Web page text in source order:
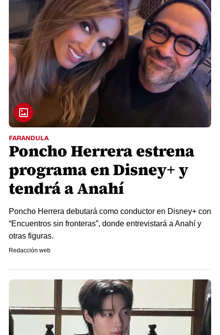
FARANDULA
Poncho Herrera estrena
programa en Disney+ y
tendrá a Anahí
Poncho Herrera debutará como conductor en Disney+ con
“Encuentros sin fronteras”, donde entrevistará a Anahí y
otras figuras.
Redacción web